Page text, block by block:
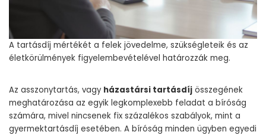
A tartásdíj mértékét a felek jövedelme, szükségleteik és az
életkörülmények figyelembevételével határozzák meg.
Az asszonytartás, vagy házastársi tartásdíj összegének
meghatározása az egyik legkomplexebb feladat a bíróság
számára, mivel nincsenek fix százalékos szabályok, mint a
gyermektartásdíj esetében. A bíróság minden ügyben egyedi